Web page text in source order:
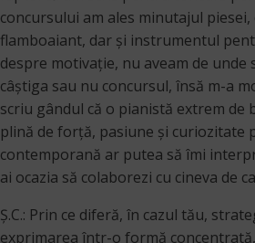
concursului am ales minutajul piesei,
flamboaiant, dar și instrumentul
despre motivație, nu aveam de unde
câștiga sau nu concursul, însă m-a
scriu gândul că o pianistă extrem de
plină de forță, pasiune și curiozitate
contemporană ar putea să îmi
ai ocazia să colaborezi cu cineva de
Ș.C.: Prin ce diferă, în cazul tău,
exprimarea într-o formă